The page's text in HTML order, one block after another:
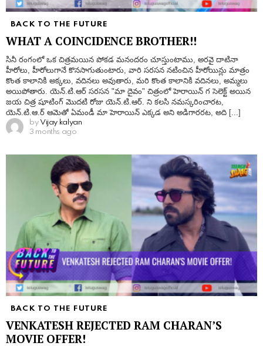
BACK TO THE FUTURE
WHAT A COINCIDENCE BROTHER!!
సినీ రంగంలో ఒక చిత్రమయిన పోకడ మనందరం చూస్తుంటాము, అరవై దాటినా
హీరోలు, హీరోలుగానే కొనసాగుతుంటారు, వారి సరసన నటించిన హీరోయిన్లు మాత్రం
కొంత కాలానికి అక్కలు, వదినలు అవుతారు, మరి కొంత కాలానికి వదినలు, అమ్మలు
అయిపోతారు. యెన్.టి.ఆర్ సరసన "మా దైవం" చిత్రంలో హెరాయిన్ గ సెలెక్ట్ అయిన
జయ చిత్ర షూటింగ్ మొదటి రోజు యెన్.టి.ఆర్. ని కలసి నమస్కరించారట,
యెన్.టి.ఆ.ర్ ఆమెతో ఏమండీ మా హెరాయిన్ ఎక్కడ అని అడిగారరట, అది [...]
by Vijay kalyan
3 months ago
BACK TO THE FUTURE
VENKATESH REJECTED RAM CHARAN’S
MOVIE OFFER!